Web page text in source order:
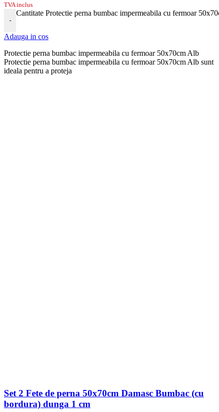
TVA inclus
-
Cantitate Protectie perna bumbac impermeabila cu fermoar
Adauga in cos
Protectie perna bumbac impermeabila cu fermoar 50x70cm Alb
Protectie perna bumbac impermeabila cu fermoar 50x70cm Alb sunt
ideala pentru a proteja
Set 2 Fete de perna 50x70cm Damasc Bumbac (cu
bordura) dunga 1 cm